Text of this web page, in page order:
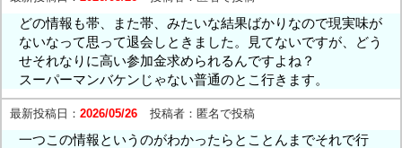
どの情報も帯、また帯、みたいな結果ばかりなので現実味が
ないなって思って退会しときました。見てないですが、どう
せそれなりに高い参加金求められるんですよね？
スーパーマンバケンじゃない普通のとこ行きます。
最新投稿日： 2026/05/26 投稿者： 匿名で投稿
一つこの情報というのがわかったらとことんまでそれで行